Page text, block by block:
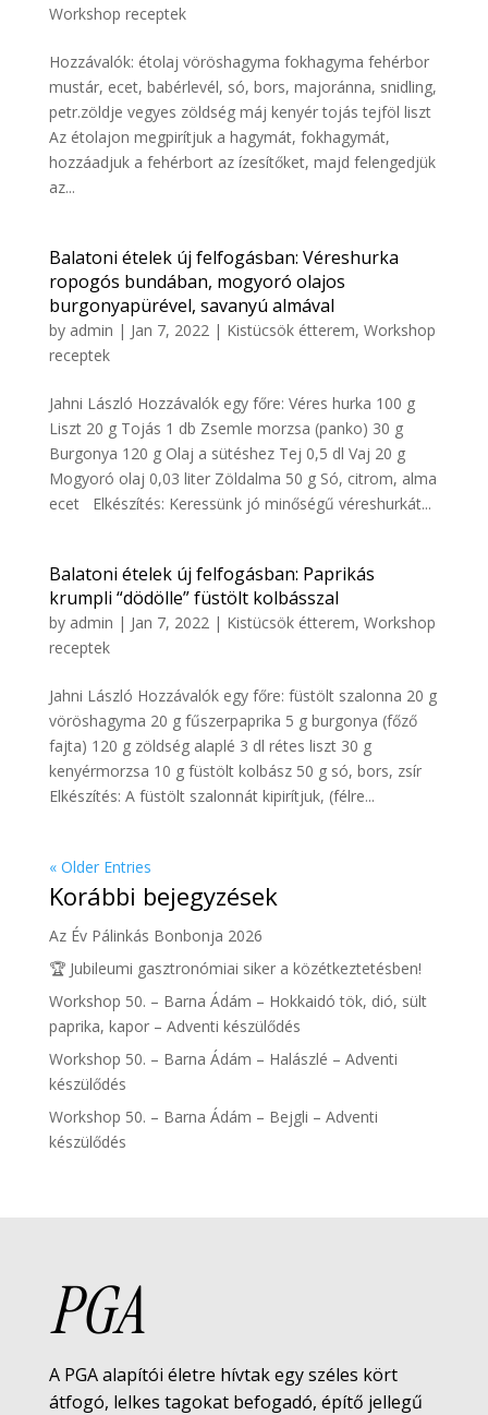
Workshop receptek
Hozzávalók: étolaj vöröshagyma fokhagyma fehérbor
mustár, ecet, babérlevél, só, bors, majoránna, snidling,
petr.zöldje vegyes zöldség máj kenyér tojás tejföl liszt
Az étolajon megpirítjuk a hagymát, fokhagymát,
hozzáadjuk a fehérbort az ízesítőket, majd felengedjük
az...
Balatoni ételek új felfogásban: Véreshurka
ropogós bundában, mogyoró olajos
burgonyapürével, savanyú almával
by admin | Jan 7, 2022| Kistücsök étterem, Workshop
receptek
Jahni László Hozzávalók egy főre: Véres hurka 100 g
Liszt 20 g Tojás 1 db Zsemle morzsa (panko) 30 g
Burgonya 120 g Olaj a sütéshez Tej 0,5 dl Vaj 20 g
Mogyoró olaj 0,03 liter Zöldalma 50 g Só, citrom, alma
ecet Elkészítés: Keressünk jó minőségű véreshurkát...
Balatoni ételek új felfogásban: Paprikás
krumpli “dödölle” füstölt kolbásszal
by admin | Jan 7, 2022| Kistücsök étterem, Workshop
receptek
Jahni László Hozzávalók egy főre: füstölt szalonna 20 g
vöröshagyma 20 g fűszerpaprika 5 g burgonya (főző
fajta) 120 g zöldség alaplé 3 dl rétes liszt 30 g
kenyérmorzsa 10 g füstölt kolbász 50 g só, bors, zsír
Elkészítés: A füstölt szalonnát kipirítjuk, (félre...
« Older Entries
Korábbi bejegyzések
Az Év Pálinkás Bonbonja 2026
🏆 Jubileumi gasztronómiai siker a közétkeztetésben!
Workshop 50. – Barna Ádám – Hokkaidó tök, dió, sült
paprika, kapor – Adventi készülődés
Workshop 50. – Barna Ádám – Halászlé – Adventi
készülődés
Workshop 50. – Barna Ádám – Bejgli – Adventi
készülődés
PGA
A PGA alapítói életre hívtak egy széles kört
átfogó, lelkes tagokat befogadó, építő jellegű